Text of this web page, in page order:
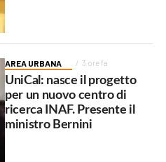
AREA URBANA 3 ore fa
UniCal: nasce il progetto
per un nuovo centro di
ricerca INAF. Presente il
ministro Bernini